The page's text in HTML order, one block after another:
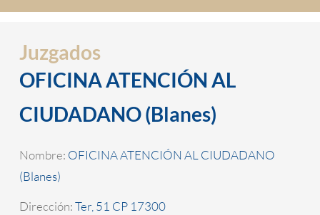
Juzgados
OFICINA ATENCIÓN AL
CIUDADANO (Blanes)
Nombre: OFICINA ATENCIÓN AL CIUDADANO
(Blanes)
Dirección:Ter, 51 CP 17300